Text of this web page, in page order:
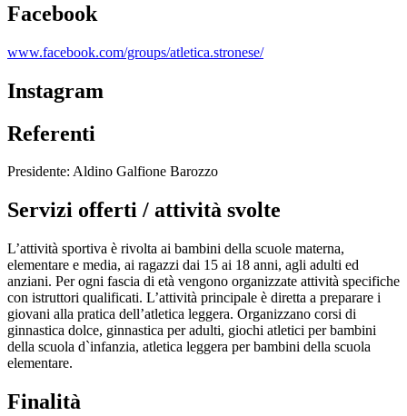
Facebook
www.facebook.com/groups/atletica.stronese/
Instagram
Referenti
Presidente: Aldino Galfione Barozzo
Servizi offerti / attività svolte
L’attività sportiva è rivolta ai bambini della scuole materna,
elementare e media, ai ragazzi dai 15 ai 18 anni, agli adulti ed
anziani. Per ogni fascia di età vengono organizzate attività specifiche
con istruttori qualificati. L’attività principale è diretta a preparare i
giovani alla pratica dell’atletica leggera. Organizzano corsi di
ginnastica dolce, ginnastica per adulti, giochi atletici per bambini
della scuola d`infanzia, atletica leggera per bambini della scuola
elementare.
Finalità